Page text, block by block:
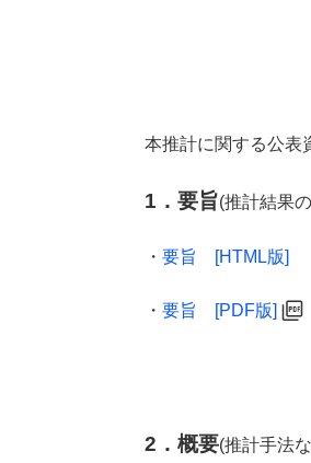
本推計に関する公表
1．要旨(推計結果
・ 要旨 [HTML版]
・ 要旨 [PDF版]
2．概要(推計手法